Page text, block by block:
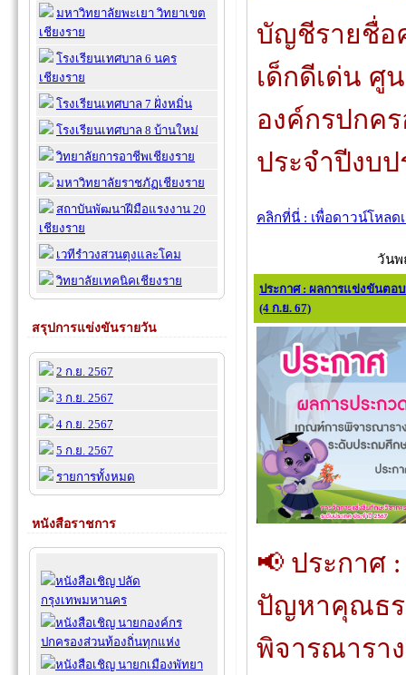
มหาวิทยาลัยพะเยา วิทยาเขต
เชียงราย
โรงเรียนเทศบาล 6 นคร
เชียงราย
โรงเรียนเทศบาล 7 ฝั่งหมิ่น
โรงเรียนเทศบาล 8 บ้านใหม่
วิทยาลัยการอาชีพเชียงราย
มหาวิทยาลัยราชภัฏเชียงราย
สถาบันพัฒนาฝีมือแรงงาน 20
เชียงราย
เวทีรำวงสวนตุงและโคม
วิทยาลัยเทคนิคเชียงราย
สรุปการแข่งขันรายวัน
2 ก.ย. 2567
3 ก.ย. 2567
4 ก.ย. 2567
5 ก.ย. 2567
รายการทั้งหมด
หนังสือราชการ
หนังสือเชิญ ปลัด
กรุงเทพมหานคร
หนังสือเชิญ นายกองค์กร
ปกครองส่วนท้องถิ่นทุกแห่ง
หนังสือเชิญ นายกเมืองพัทยา
บัญชีรายชื่อ
เด็กดีเด่น ศู
องค์กรปกค
ประจำปีงบ
คลิกที่นี่ : เพื่อดาวน์โหลด
วันพ
ประกาศ : ผลการแข่งขันต
(4 ก.ย. 67)
📢 ประกาศ
ปัญหาคุณธร
พิจารณาราง